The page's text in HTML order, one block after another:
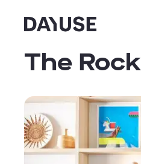
Dayuse
The